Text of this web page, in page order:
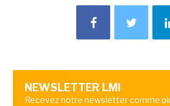
NEWSLETTER LMI
Recevez notre newsletter comme